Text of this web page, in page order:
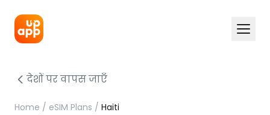
देशों पर वापस जाएँ
Home / eSIM Plans / Haiti